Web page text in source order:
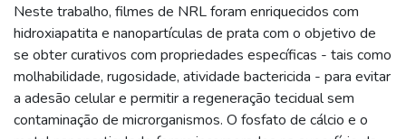
Neste trabalho, filmes de NRL foram enriquecidos com
hidroxiapatita e nanopartículas de prata com o objetivo de
se obter curativos com propriedades específicas - tais como
molhabilidade, rugosidade, atividade bactericida - para evitar
a adesão celular e permitir a regeneração tecidual sem
contaminação de microrganismos. O fosfato de cálcio e o